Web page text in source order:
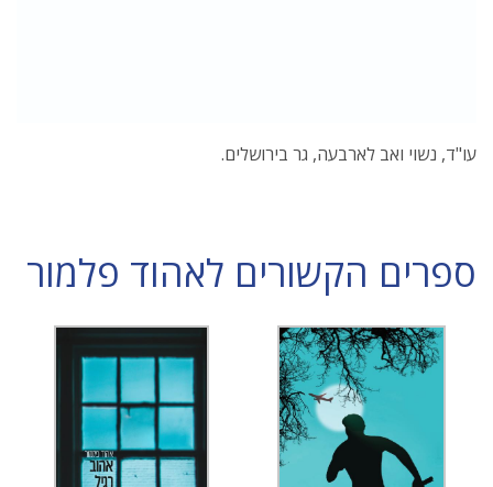
עו"ד, נשוי ואב לארבעה, גר בירושלים.
ספרים הקשורים לאהוד פלמור